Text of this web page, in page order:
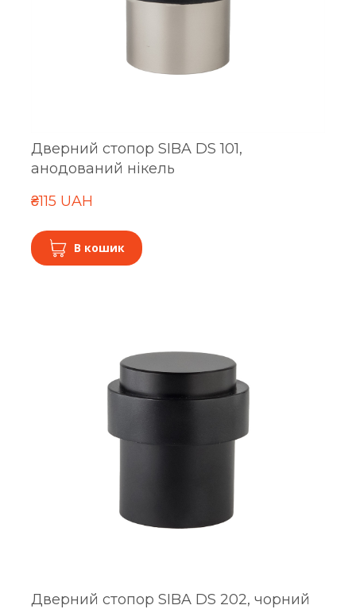
Дверний стопор SIBA DS 101,
анодований нікель
₴115 UAH
В кошик
Дверний стопор SIBA DS 202, чорний